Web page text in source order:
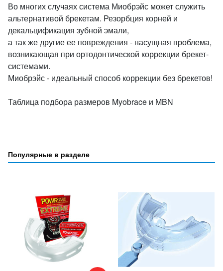
Во многих случаях система Миобрэйс может служить
альтернативой брекетам. Резорбция корней и
декальцификация зубной эмали,
а так же другие ее повреждения - насущная проблема,
возникающая при ортодонтической коррекции брекет-
системами.
Миобрэйс - идеальный способ коррекции без брекетов!
Таблица подбора размеров Myobrace и MBN
Популярные в разделе